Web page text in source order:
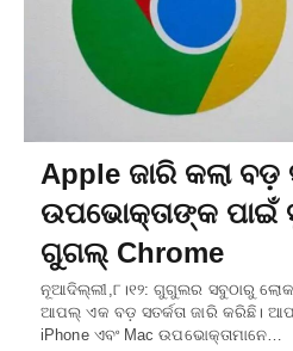
Apple ଜାରି କଲା ବଡ଼
ଉପଭୋକ୍ତାଙ୍କ ପାଇଁ
ଗୁଗଲ୍ Chrome
ନୂଆଦିଲ୍ଲୀ,୮।୧୨: ଗୁଗୁଲର ସବୁଠାରୁ
ଆପଲ୍ ଏକ ବଡ଼ ସତର୍କତା ଜାରି କରିଛି।
iPhone ଏବଂ Mac ଉପଭୋକ୍ତାମାନେ…